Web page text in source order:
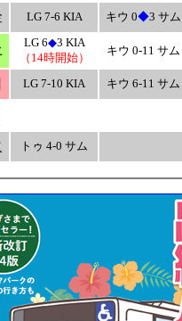
LG 7-6 KIA キウ 0◆3 サム
LG 6◆3 KIA
（14時開始）
キウ 0-11 サム
LG 7-10 KIA キウ 6-11 サム
トゥ 4-0 サム